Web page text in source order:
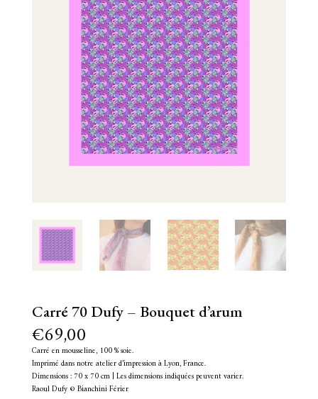
Carré 70 Dufy – Bouquet d’arum
€69,00
Carré en mousseline, 100 % soie.
Imprimé dans notre atelier d’impression à Lyon, France.
Dimensions : 70 x 70 cm | Les dimensions indiquées peuvent varier.
Raoul Dufy © Bianchini Férier